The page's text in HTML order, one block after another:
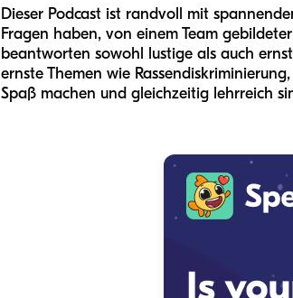
Dieser Podcast ist randvoll mit
Fragen haben, von einem Team
beantworten sowohl lustige als auch
ernste Themen wie
Spaß machen und gleichzeitig lehrreich